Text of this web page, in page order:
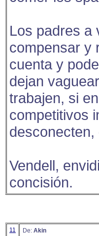
Los padres a
compensar y
cuenta y
dejan
trabajen, si
competitivos
desconecten,
Vendell,
concisión.
11 De: Akin